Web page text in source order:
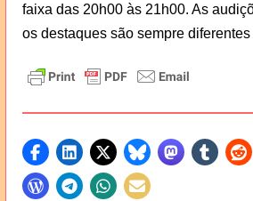
faixa das 20h00 às 21h00. As
os destaques são sempre